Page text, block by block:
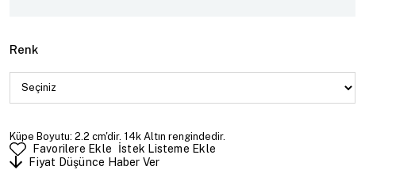
Renk
Küpe Boyutu: 2.2 cm'dir. 14k Altın rengindedir.
Favorilere Ekle
İstek Listeme Ekle
Fiyat Düşünce Haber Ver